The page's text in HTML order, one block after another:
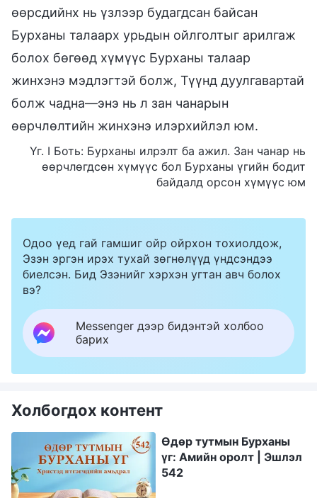
өөрсдийнх нь үзлээр будагдсан байсан
Бурханы талаарх урьдын ойлголтыг арилгаж
болох бөгөөд хүмүүс Бурханы талаар
жинхэнэ мэдлэгтэй болж, Түүнд дуулгавартай
болж чадна—энэ нь л зан чанарын
өөрчлөлтийн жинхэнэ илэрхийлэл юм.
Үг. I Боть: Бурханы илрэлт ба ажил. Зан чанар нь
өөрчлөгдсөн хүмүүс бол Бурханы үгийн бодит
байдалд орсон хүмүүс юм
Одоо үед гай гамшиг ойр ойрхон тохиолдож,
Эзэн эргэн ирэх тухай зөгнөлүүд үндсэндээ
биелсэн. Бид Эзэнийг хэрхэн угтан авч болох
вэ?
Messenger дээр бидэнтэй холбоо
барих
Холбогдох контент
Өдөр тутмын Бурханы
үг: Амийн оролт | Эшлэл
542